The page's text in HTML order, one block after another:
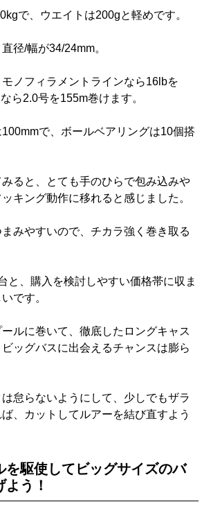
で、ウエイトは200gと軽めです。
径/幅が34/24mm。
ノフィラメントラインなら16lbを
ら2.0号を155m巻けます。
で、ボールベアリングは10個搭
ると、とても手のひらで包み込みや
キング動作に移れると感じました。
みやすいので、チカラ強く巻き取る
と、購入を検討しやすい価格帯に収ま
です。
ルに巻いて、徹底したロングキャス
ビッグバスに出会えるチャンスは膨ら
怠らないようにして、少しでもザラ
、カットしてルアーを結び直すよう
を駆使してビッグサイズのバ
う！